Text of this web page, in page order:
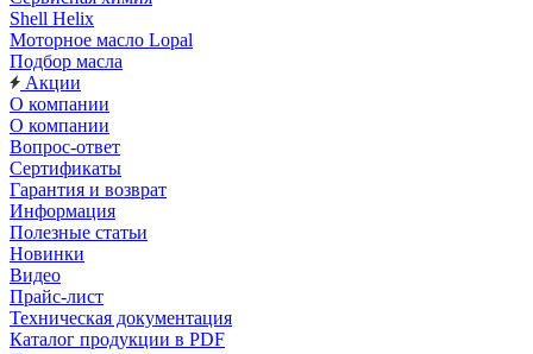
Shell Helix
Моторное масло Lopal
Подбор масла
Акции
О компании
О компании
Вопрос-ответ
Сертификаты
Гарантия и возврат
Информация
Полезные статьи
Новинки
Видео
Прайс-лист
Техническая документация
Каталог продукции в PDF